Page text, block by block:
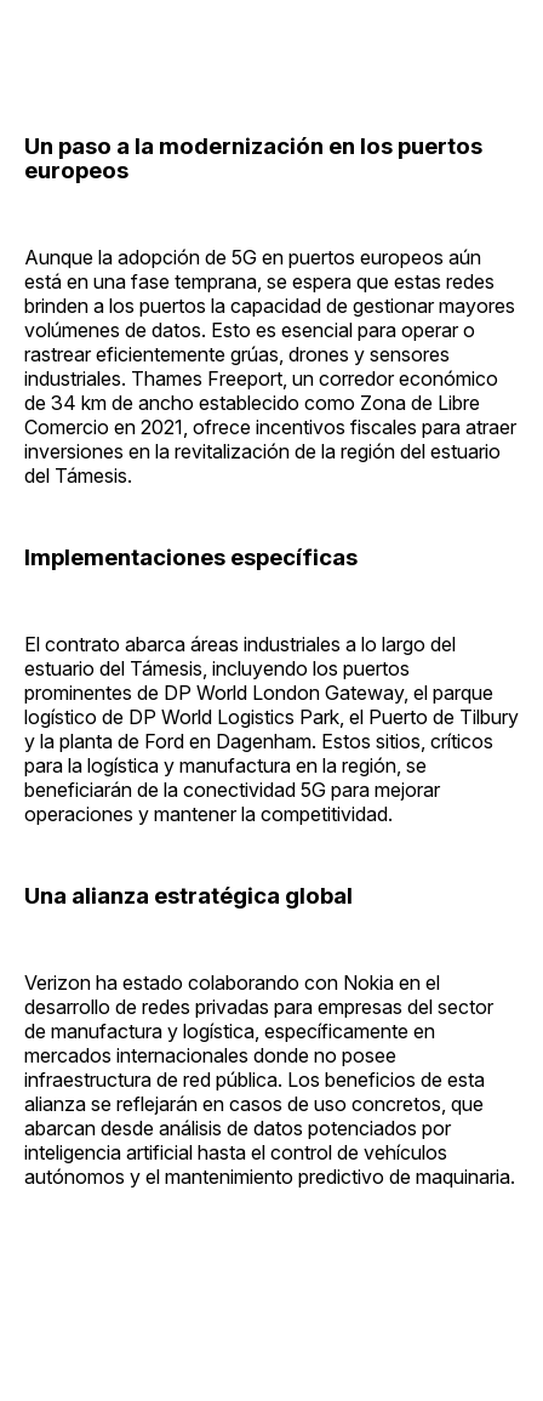
Un paso a la modernización en los puertos
europeos
Aunque la adopción de 5G en puertos europeos aún
está en una fase temprana, se espera que estas redes
brinden a los puertos la capacidad de gestionar mayores
volúmenes de datos. Esto es esencial para operar o
rastrear eficientemente grúas, drones y sensores
industriales. Thames Freeport, un corredor económico
de 34 km de ancho establecido como Zona de Libre
Comercio en 2021, ofrece incentivos fiscales para atraer
inversiones en la revitalización de la región del estuario
del Támesis.
Implementaciones específicas
El contrato abarca áreas industriales a lo largo del
estuario del Támesis, incluyendo los puertos
prominentes de DP World London Gateway, el parque
logístico de DP World Logistics Park, el Puerto de Tilbury
y la planta de Ford en Dagenham. Estos sitios, críticos
para la logística y manufactura en la región, se
beneficiarán de la conectividad 5G para mejorar
operaciones y mantener la competitividad.
Una alianza estratégica global
Verizon ha estado colaborando con Nokia en el
desarrollo de redes privadas para empresas del sector
de manufactura y logística, específicamente en
mercados internacionales donde no posee
infraestructura de red pública. Los beneficios de esta
alianza se reflejarán en casos de uso concretos, que
abarcan desde análisis de datos potenciados por
inteligencia artificial hasta el control de vehículos
autónomos y el mantenimiento predictivo de maquinaria.